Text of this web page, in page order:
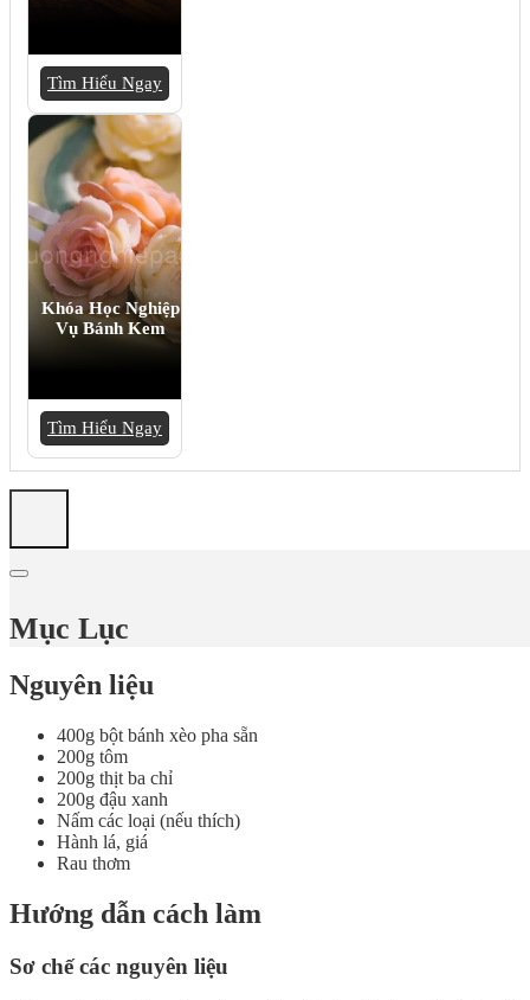
Tìm Hiểu Ngay
Khóa Học Nghiệp
Vụ Bánh Kem
Tìm Hiểu Ngay
Mục Lục
Nguyên liệu
400g bột bánh xèo pha sẵn
200g tôm
200g thịt ba chỉ
200g đậu xanh
Nấm các loại (nếu thích)
Hành lá, giá
Rau thơm
Hướng dẫn cách làm
Sơ chế các nguyên liệu